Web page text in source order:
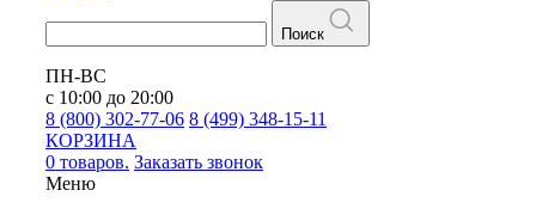
Поиск
ПН-ВС
с 10:00 до 20:00
8 (800) 302-77-06 8 (499) 348-15-11
КОРЗИНА
0 товаров. Заказать звонок
Меню